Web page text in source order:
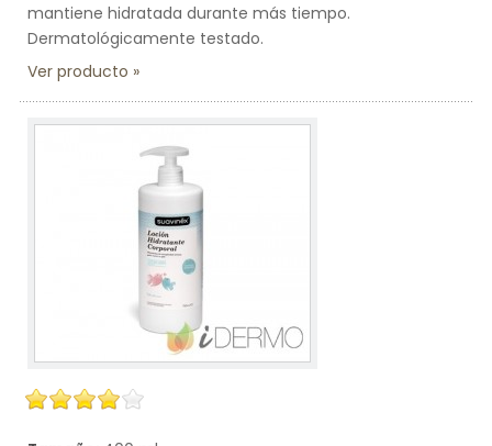
mantiene hidratada durante más tiempo.
Dermatológicamente testado.
Ver producto